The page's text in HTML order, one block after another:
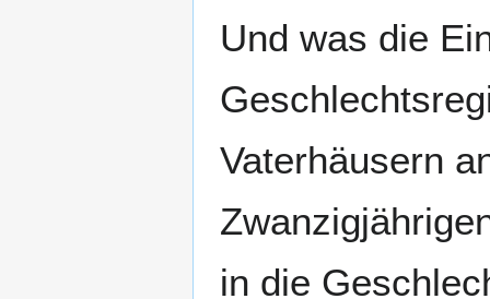
Und was die
Vaterhäusern
in die